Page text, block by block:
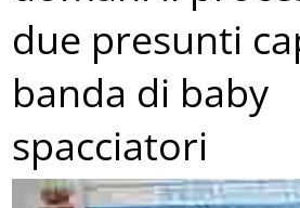
due presunti
banda di baby
spacciatori